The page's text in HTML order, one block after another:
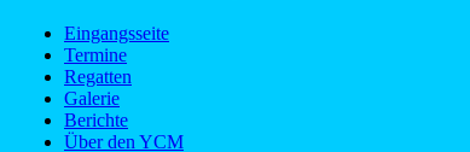
Eingangsseite
Termine
Regatten
Galerie
Berichte
Über den YCM